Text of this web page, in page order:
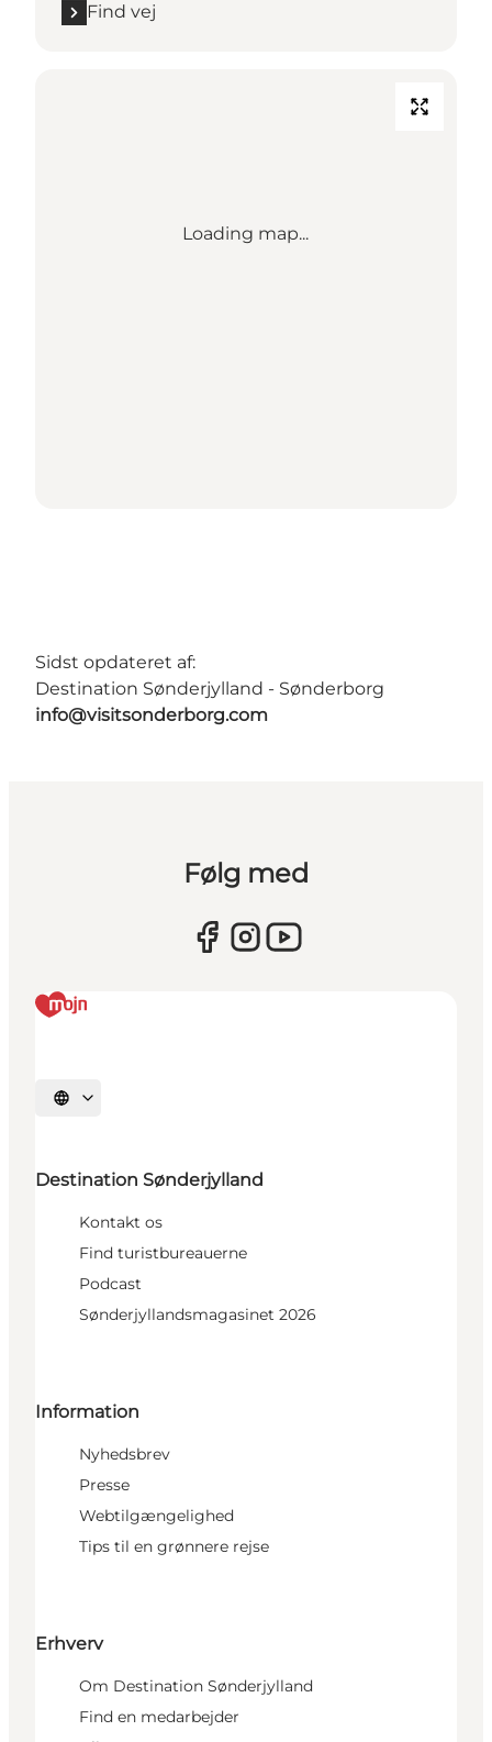
Find vej
Loading map...
Sidst opdateret af:
Destination Sønderjylland - Sønderborg
info@visitsonderborg.com
Følg med
Vælg sprog
Destination Sønderjylland
Kontakt os
Find turistbureauerne
Podcast
Sønderjyllandsmagasinet 2026
Information
Nyhedsbrev
Presse
Webtilgængelighed
Tips til en grønnere rejse
Erhverv
Om Destination Sønderjylland
Find en medarbejder